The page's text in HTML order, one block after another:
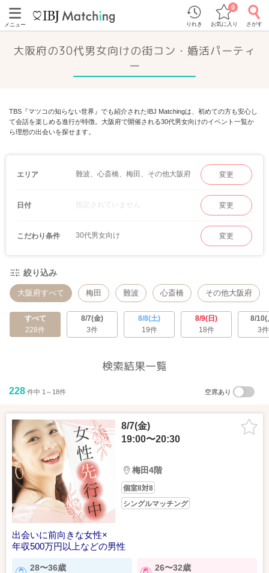
メニュー りれき お気に入り
0
さがす
大阪府の30代男女向けの街コン・婚活パーティ
ー
TBS『マツコの知らない世界』でも紹介されたIBJ Matchingは、初めての方も安心し
て会話を楽しめる進行が特徴。大阪府で開催される30代男女向けのイベント一覧か
ら理想の出会いを探せます。
エリア 難波、心斎橋、梅田、その他大阪府 変更
日付 指定されていません 変更
こだわり条件 30代男女向け 変更
絞り込み
大阪府すべて 梅田 難波 心斎橋 その他大阪府
すべて
228件
8/7(金)
3件
8/8(土)
19件
8/9(日)
18件
8/10(
3件
検索結果一覧
228 件中 1～18件 空席あり
8/7(金)
19:00〜20:30
梅田4階
個室8対8
シングルマッチング
出会いに前向きな女性×
年収500万円以上などの男性
28〜36歳 26〜32歳